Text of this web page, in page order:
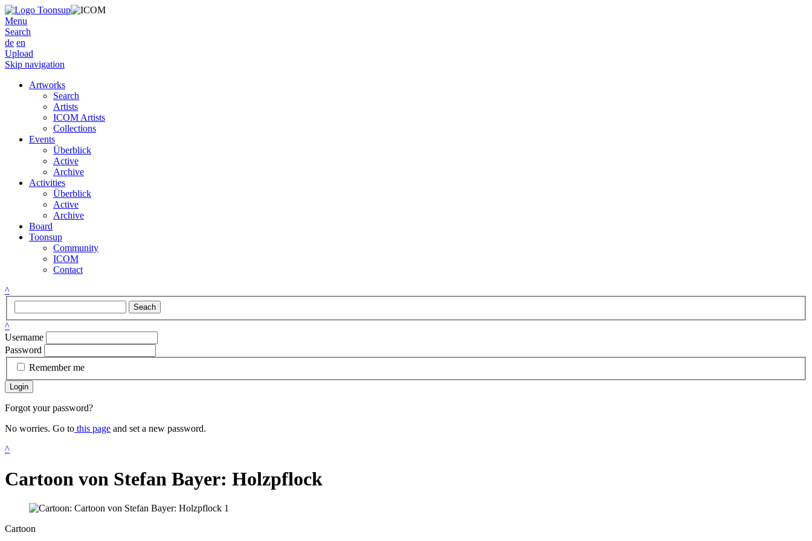
Menu
Search
de en
Upload
Skip navigation
Artworks
Search
Artists
ICOM Artists
Collections
Events
Überblick
Active
Archive
Activities
Überblick
Active
Archive
Board
Toonsup
Community
ICOM
Contact
^
Seach
^
Username
Password
Remember me
Login
Forgot your password?
No worries. Go to this page and set a new password.
^
Cartoon von Stefan Bayer: Holzpflock
Cartoon